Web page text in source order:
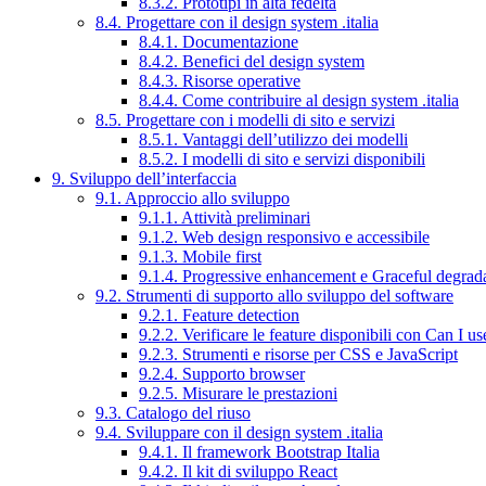
8.4. Progettare con il design system .italia
8.4.1. Documentazione
8.4.2. Benefici del design system
8.4.3. Risorse operative
8.4.4. Come contribuire al design system .italia
8.5. Progettare con i modelli di sito e servizi
8.5.1. Vantaggi dell’utilizzo dei modelli
8.5.2. I modelli di sito e servizi disponibili
9. Sviluppo dell’interfaccia
9.1. Approccio allo sviluppo
9.1.1. Attività preliminari
9.1.2. Web design responsivo e accessibile
9.1.3. Mobile first
9.1.4. Progressive enhancement e Graceful
9.2. Strumenti di supporto allo sviluppo del software
9.2.1. Feature detection
9.2.2. Verificare le feature disponibili con Can I
9.2.3. Strumenti e risorse per CSS e JavaScript
9.2.4. Supporto browser
9.2.5. Misurare le prestazioni
9.3. Catalogo del riuso
9.4. Sviluppare con il design system .italia
9.4.1. Il framework Bootstrap Italia
9.4.2. Il kit di sviluppo React